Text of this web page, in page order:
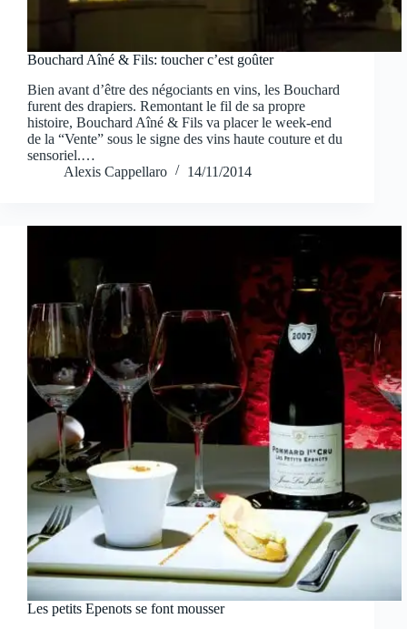
Bouchard Aîné & Fils: toucher c’est goûter
Bien avant d’être des négociants en vins, les Bouchard
furent des drapiers. Remontant le fil de sa propre
histoire, Bouchard Aîné & Fils va placer le week-end
de la “Vente” sous le signe des vins haute couture et du
sensoriel.…
Alexis Cappellaro
14/11/2014
Les petits Epenots se font mousser